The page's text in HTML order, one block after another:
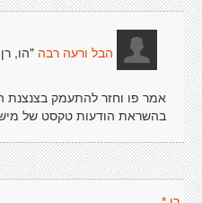
הבל ורעה רבה "הו,
אמר פו וחזר להתעמק בצנצנת
בהשראת הודעות טקסט של